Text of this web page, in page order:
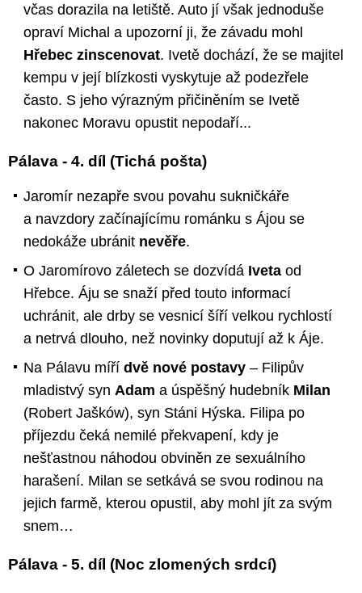
včas dorazila na letiště. Auto jí však jednoduše
opraví Michal a upozorní ji, že závadu mohl
Hřebec zinscenovat. Ivetě dochází, že se majitel
kempu v její blízkosti vyskytuje až podezřele
často. S jeho výrazným přičiněním se Ivetě
nakonec Moravu opustit nepodaří...
Pálava - 4. díl (Tichá pošta)
Jaromír nezapře svou povahu sukničkáře
a navzdory začínajícímu románku s Ájou se
nedokáže ubránit nevěře.
O Jaromírovo záletech se dozvídá Iveta od
Hřebce. Áju se snaží před touto informací
uchránit, ale drby se vesnicí šíří velkou rychlostí
a netrvá dlouho, než novinky doputují až k Áje.
Na Pálavu míří dvě nové postavy – Filipův
mladistvý syn Adam a úspěšný hudebník Milan
(Robert Jašków), syn Stáni Hýska. Filipa po
příjezdu čeká nemilé překvapení, kdy je
nešťastnou náhodou obviněn ze sexuálního
harašení. Milan se setkává se svou rodinou na
jejich farmě, kterou opustil, aby mohl jít za svým
snem…
Pálava - 5. díl (Noc zlomených srdcí)